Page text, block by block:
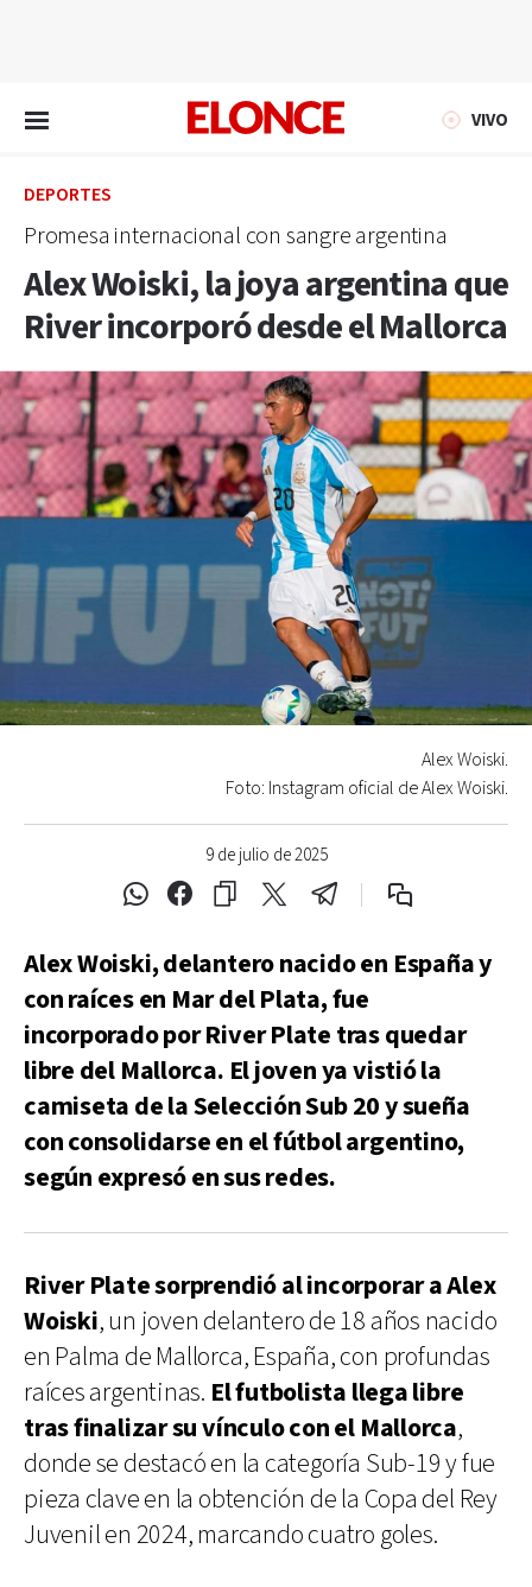
VIVO
DEPORTES
Promesa internacional con sangre argentina
Alex Woiski, la joya argentina que
River incorporó desde el Mallorca
9 de julio de 2025
Alex Woiski.
Foto: Instagram oficial de Alex Woiski.
Alex Woiski, delantero nacido en España y
con raíces en Mar del Plata, fue
incorporado por River Plate tras quedar
libre del Mallorca. El joven ya vistió la
camiseta de la Selección Sub 20 y sueña
con consolidarse en el fútbol argentino,
según expresó en sus redes.
River Plate sorprendió al incorporar a Alex
Woiski, un joven delantero de 18 años nacido
en Palma de Mallorca, España, con profundas
raíces argentinas. El futbolista llega libre
tras finalizar su vínculo con el Mallorca,
donde se destacó en la categoría Sub-19 y fue
pieza clave en la obtención de la Copa del Rey
Juvenil en 2024, marcando cuatro goles.